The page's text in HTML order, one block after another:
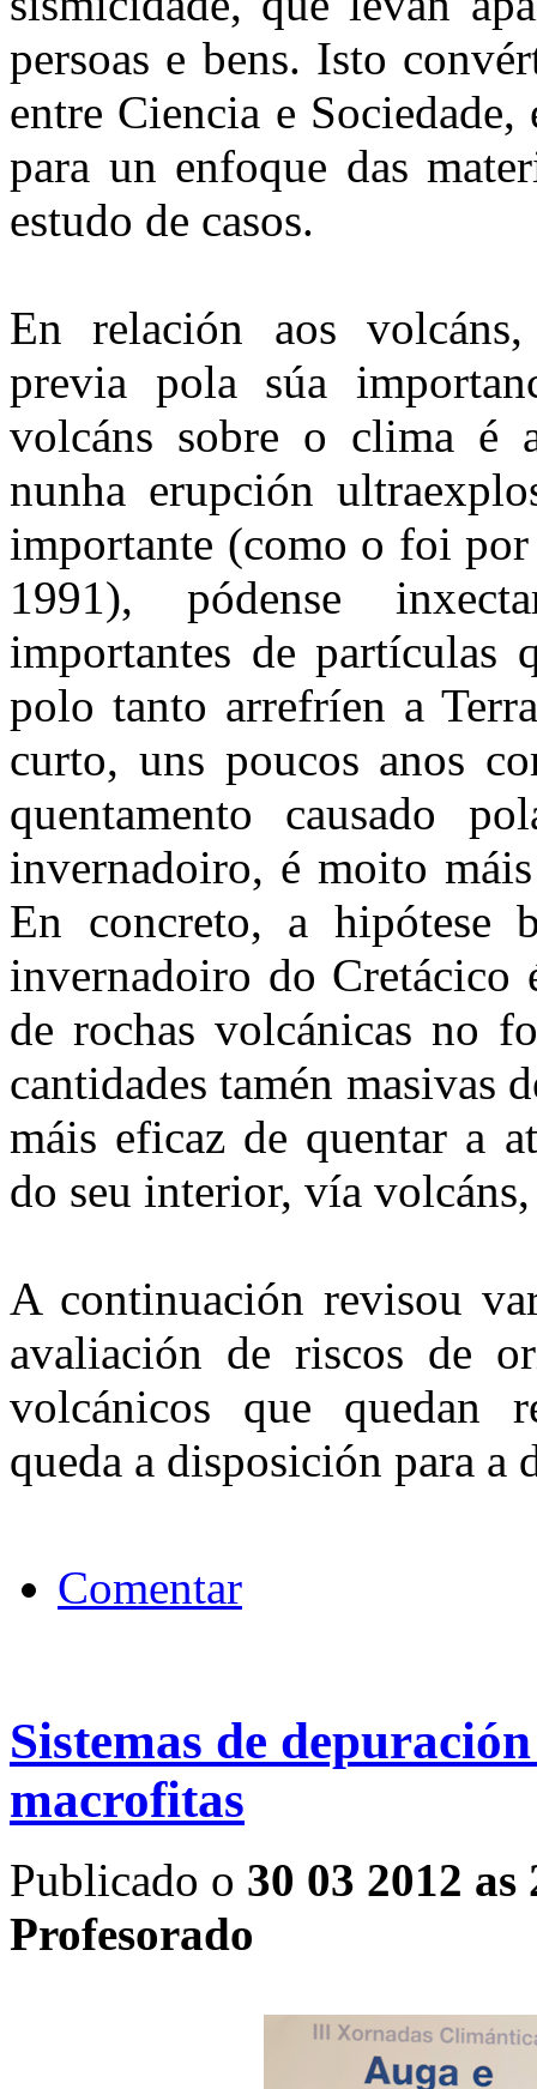
persoas e bens. Isto
entre Ciencia e
para un enfoque das
estudo de casos.
En relación aos
previa pola súa
volcáns sobre o clima é
nunha erupción
importante (como o foi
1991), pódense
importantes de partículas
polo tanto arrefríen a
curto, uns poucos anos
quentamento causado
invernadoiro, é moito
En concreto, a hipótese
invernadoiro do Cretácico
de rochas volcánicas no
cantidades tamén masivas
máis eficaz de quentar a
do seu interior, vía
A continuación revisou
avaliación de riscos de
volcánicos que quedan
queda a disposición para a
Comentar
Sistemas de
macrofitas
Publicado o 30 03 2012 as
Profesorado